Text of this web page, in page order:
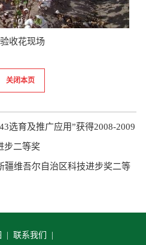
收花现场
关闭本页
选育及推广应用”获得2008-2009
步二等奖
疆维吾尔自治区科技进步奖二等
| 联系我们 |